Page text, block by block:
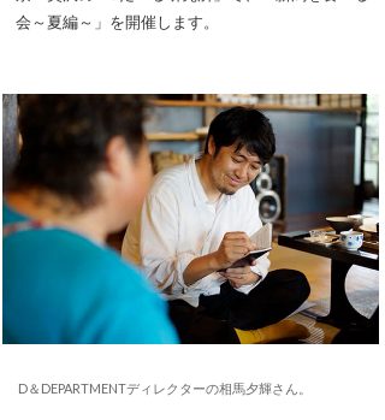
会～夏編～」を開催します。
D＆DEPARTMENTディレクターの相馬夕輝さん。